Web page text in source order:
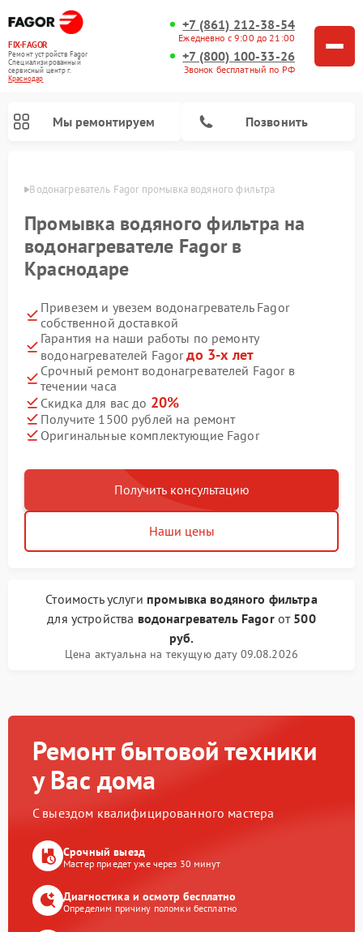
FIX-FAGOR
Ремонт устройств Fagor
Специализированный
cервисный центр г.
Краснодар
+7 (861) 212-38-54
Ежедневно с 9:00 до 21:00
+7 (800) 100-33-26
Звонок бесплатный по РФ
Мы ремонтируем Позвонить
Водонагреватель Fagor промывка водяного фильтра
Промывка водяного фильтра на
водонагревателе Fagor в
Краснодаре
Привезем и увезем водонагреватель Fagor
собственной доставкой
Гарантия на наши работы по ремонту
водонагревателей Fagorдо 3-х лет
Срочный ремонт водонагревателей Fagor в
течении часа
Скидка для вас до 20%
Получите 1500 рублей на ремонт
Оригинальные комплектующие Fagor
Получить консультацию
Наши цены
Стоимость услуги промывка водяного фильтра
для устройства водонагреватель Fagorот 500
руб.
Цена актуальна на текущую дату 09.08.2026
Ремонт бытовой техники
у Вас дома
С выездом квалифицированного мастера
Срочный выезд
Мастер приедет уже через 30 минут
Диагностика и осмотр бесплатно
Определим причину поломки бесплатно